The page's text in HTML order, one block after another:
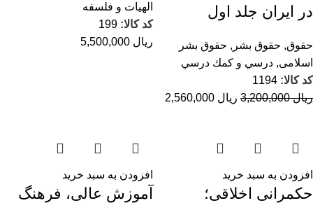
در ایران جلد اول
حقوق, حقوق بشر , حقوق بشر
اسلامی, درسي و كمك درسي
کد کالا: 1194
ریال3,200,000 ریال
الهیات و فلسفه
کد کالا: 199
ریال
افزودن به سبد خرید
حکمرانی اخلاقی؛
افزودن به سبد خرید
آموزش عالی، فرهنگ